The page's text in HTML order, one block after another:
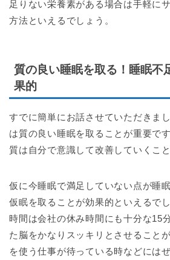
足りない栄養素がある場合は手軽に
方法といえるでしょう。
質の良い睡眠を取る！睡眠不
果的
すでに簡単にお話させていただきま
は質の良い睡眠を取ることが重要で
質は自分で意識して改善していくこ
仮に今睡眠で満足していない点が睡
仮眠を取ることが効果的といえるで
時間は会社の休み時間にも十分な15
た脳をかなりスッキリとさせること
を使う仕事が待っている時などには